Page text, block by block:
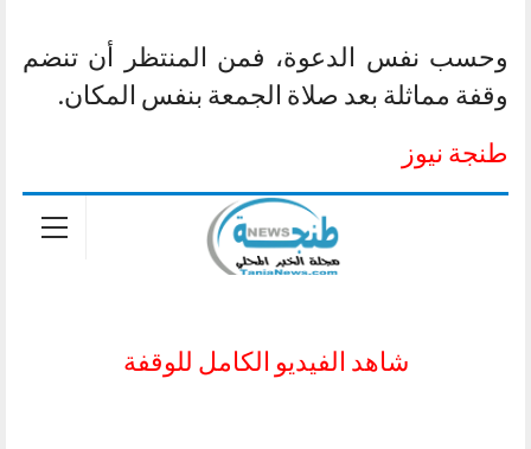
وحسب نفس الدعوة، فمن المنتظر أن تنضم
وقفة مماثلة بعد صلاة الجمعة بنفس المكان.
طنجة نيوز
شاهد الفيديو الكامل للوقفة